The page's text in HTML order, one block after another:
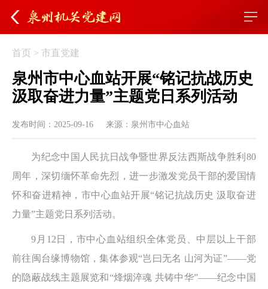
首页 >市直党建
泉州市中心血站开展“铭记抗战历史
汲取奋进力量”主题党日系列活动
发布时间：2025-09-16 来源：泉州市中心血站
为纪念中国人民抗日战争暨世界反法西斯战争胜利80
周年，深切缅怀革命先烈，进一步激发党员干部的爱国情
怀和奋进精神，市中心血站开展“铭记抗战历史 汲取奋进
力量”主题党日系列活动。
9月12日，市中心血站组织全体党员、中层以上干部
前往闽台缘博物馆，集体参观“岂曰无名 山河为证”——党
的隐蔽战线主题展览和“烽烟淬魂 共铸中华”——纪念中国